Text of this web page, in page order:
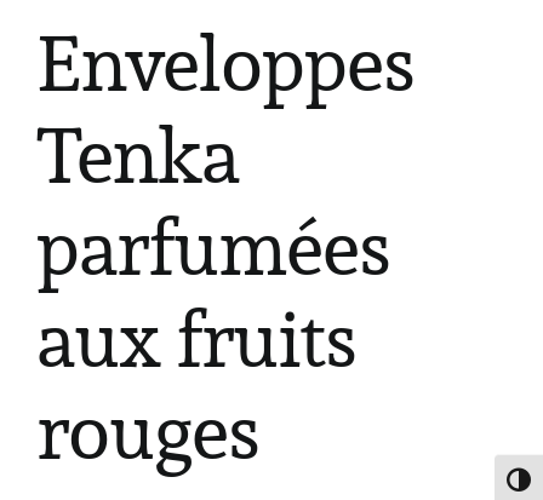
Enveloppes
Tenka
parfumées
aux fruits
rouges